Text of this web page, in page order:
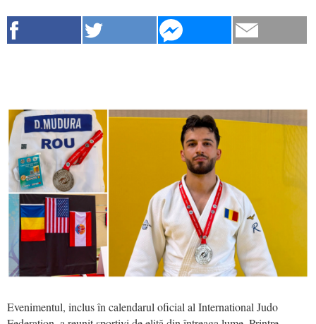
Evenimentul, inclus în calendarul oficial al International Judo